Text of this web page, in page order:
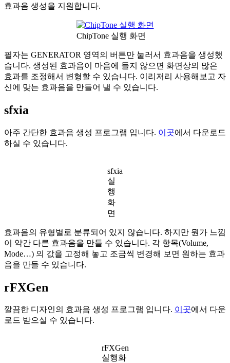
효과음 생성을 지원합니다.
ChipTone 실행 화면
필자는 GENERATOR 영역의 버튼만 눌러서 효과음을 생성했
습니다. 생성된 효과음이 마음에 들지 않으면 화면상의 많은
효과를 조정해서 변형할 수 있습니다. 이리저리 사용해보고 자
신에 맞는 효과음을 만들어 낼 수 있습니다.
sfxia
아주 간단한 효과음 생성 프로그램 입니다. 이곳에서 다운로드
하실 수 있습니다.
sfxia
실
행
화
면
효과음의 유형별로 분류되어 있지 않습니다. 하지만 뭔가 느낌
이 약간 다른 효과음을 만들 수 있습니다. 각 항목(Volume,
Mode…) 의 값을 고정해 놓고 조금씩 변경해 보면 원하는 효과
음을 만들 수 있습니다.
rFXGen
깔끔한 디자인의 효과음 생성 프로그램 입니다. 이곳에서 다운
로드 받으실 수 있습니다.
rFXGen
실행화